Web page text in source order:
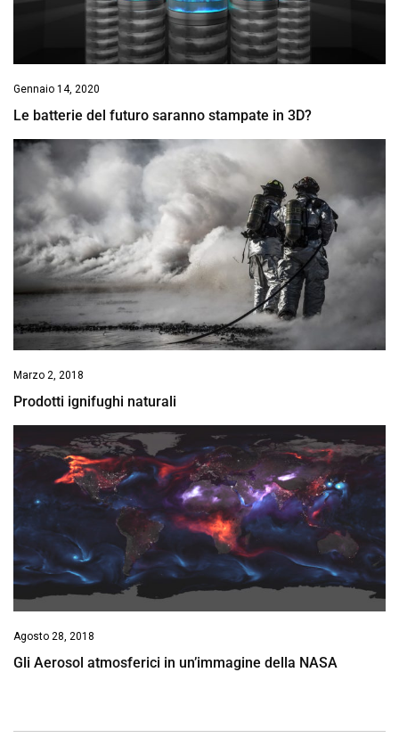
Gennaio 14, 2020
Le batterie del futuro saranno stampate in 3D?
Marzo 2, 2018
Prodotti ignifughi naturali
Agosto 28, 2018
Gli Aerosol atmosferici in un’immagine della NASA